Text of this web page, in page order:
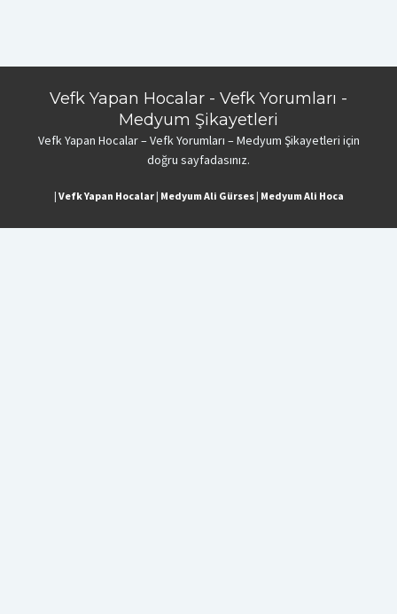
Vefk Yapan Hocalar - Vefk Yorumları -
Medyum Şikayetleri
Vefk Yapan Hocalar – Vefk Yorumları – Medyum Şikayetleri için
doğru sayfadasınız.
| Vefk Yapan Hocalar| Medyum Ali Gürses| Medyum Ali Hoca